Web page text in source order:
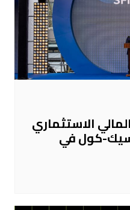
الاستثماري
كول في